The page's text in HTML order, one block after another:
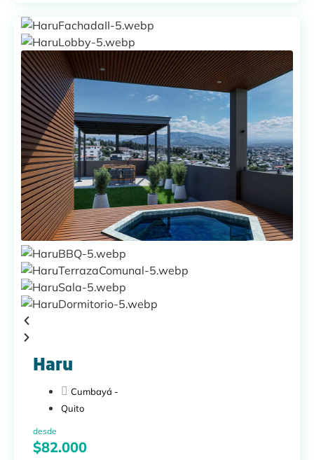
Haru
Cumbayá -
Quito
desde
$82.000